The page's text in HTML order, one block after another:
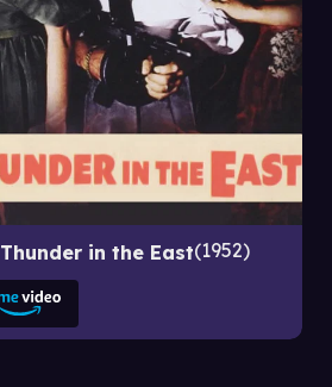
Thunder in the East 1952